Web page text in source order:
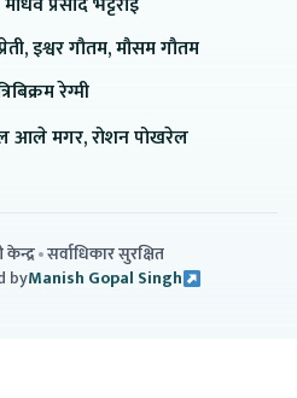
इश्वर गौतम, मौसम गौतम
रेग्मी
आले मगर, रोशन पोखरेल
सर्वाधिकार सुरक्षित
byManish Gopal Singh